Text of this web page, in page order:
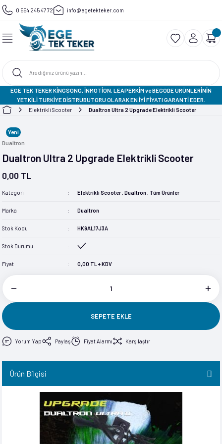
0 554 245 47 72 info@egetekteker.com
Geri Dön
Geri Dön
Geri Dön
V11Y
V13
V8S
Ks-14M
Ks-16S
Ks-N12 Pro Scooter
Veteran Leaperkim
Geri Dön
Geri Dön
Ve Aksesuar
EGE TEK TEKER KİNGSONG, İNMOTİON, LEAPERKİM ve BEGODE ÜRÜNLERİNİN
YETKİLİ TURKİYE DİSTRUBUTORU OLARAK EN İYİ FİYATI GARANTİ EDER.
Elektrikli Scooter Dualtron Ultra 2 Upgrade Elektrikli Scooter
Yeni
Dualtron
Dualtron Ultra 2 Upgrade Elektrikli Scooter
0,00 TL
Kategori Elektrikli Scooter , Dualtron , Tüm Ürünler
Marka Dualtron
Stok Kodu HK9AL17J3A
Stok Durumu
Fiyat 0,00 TL + KDV
SEPETE EKLE
Yorum Yap Paylaş Fiyat Alarmı Karşılaştır
Ürün Bilgisi